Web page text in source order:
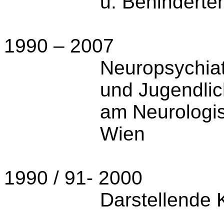
1990 – 2007
und
am
Wien
1990 / 91- 2000
Darstellende